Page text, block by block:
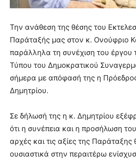
Την ανάθεση της θέσης του
Παράταξής μας στον κ. Ονούφριο
παράλληλα τη συνέχιση του
Τύπου του Δημοκρατικού
σήμερα με απόφασή της η
Δημητρίου.
Σε δήλωσή της η κ. Δημητρίου
ότι η συνέπεια και η προσήλωση
αρχές και τις αξίες της
ουσιαστικά στην περαιτέρω